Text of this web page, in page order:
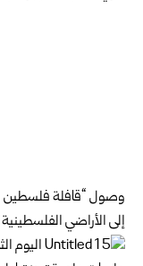
وصول “قافلة فلسطين
إلى الأراضي